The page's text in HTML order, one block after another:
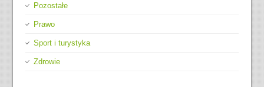
Pozostałe
Prawo
Sport i turystyka
Zdrowie